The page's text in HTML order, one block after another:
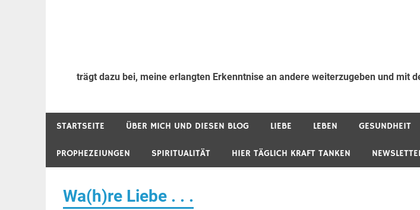
trägt dazu bei, meine erlangten Erkenntnise an andere weiterzugeben und mit
STARTSEITE ÜBER MICH UND DIESEN BLOG LIEBE LEBEN GESUNDHEIT
PROPHEZEIUNGEN SPIRITUALITÄT HIER TÄGLICH KRAFT TANKEN
Wa(h)re Liebe . . .